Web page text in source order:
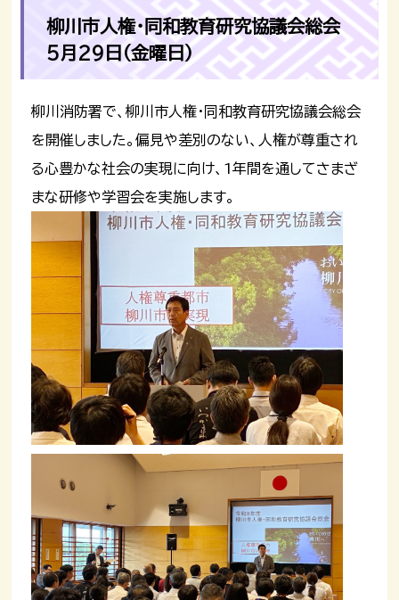
柳川市人権・同和教育研究協議会総会
5月29日（金曜日）
柳川消防署で、柳川市人権・同和教育研究協議会総会
を開催しました。偏見や差別のない、人権が尊重され
る心豊かな社会の実現に向け、1年間を通してさまざ
まな研修や学習会を実施します。